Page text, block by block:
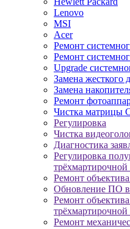
Lenovo
MSI
Acer
Ремонт
Ремонт
Upgrade
Замена жесткого
Замена
Ремонт
Чистка матрицы
Регулировка
Чистка
Диагностика
Регулировка
Ремонт
Обновление ПО
Ремонт
Ремонт